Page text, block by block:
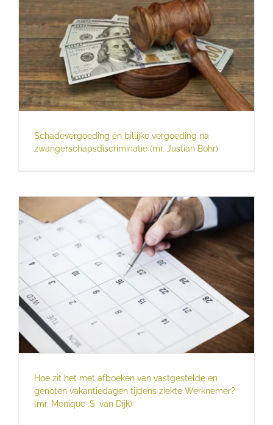
Schadevergoeding én billijke vergoeding na
zwangerschapsdiscriminatie (mr. Justian Bohr)
Hoe zit het met afboeken van vastgestelde en
genoten vakantiedagen tijdens ziekte Werknemer?
(mr. Monique .S. van Dijk)